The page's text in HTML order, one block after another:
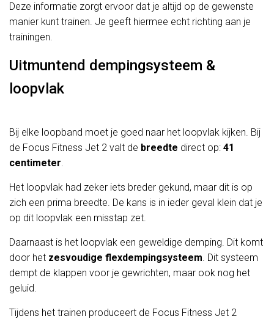
Deze informatie zorgt ervoor dat je altijd op de gewenste
manier kunt trainen. Je geeft hiermee echt richting aan je
trainingen.
Uitmuntend dempingsysteem &
loopvlak
Bij elke loopband moet je goed naar het loopvlak kijken. Bij
de Focus Fitness Jet 2 valt de breedte direct op: 41
centimeter.
Het loopvlak had zeker iets breder gekund, maar dit is op
zich een prima breedte. De kans is in ieder geval klein dat je
op dit loopvlak een misstap zet.
Daarnaast is het loopvlak een geweldige demping. Dit komt
door het zesvoudige flexdempingsysteem. Dit systeem
dempt de klappen voor je gewrichten, maar ook nog het
geluid.
Tijdens het trainen produceert de Focus Fitness Jet 2